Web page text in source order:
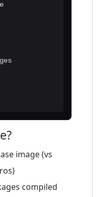
image (vs
compiled